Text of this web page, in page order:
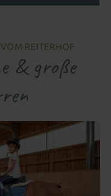
REITERHOF
& große